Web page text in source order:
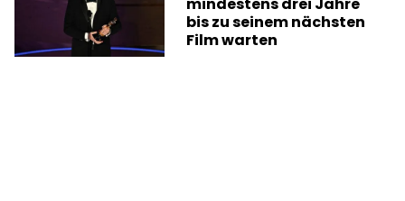
bis zu seinem nächsten
Film warten